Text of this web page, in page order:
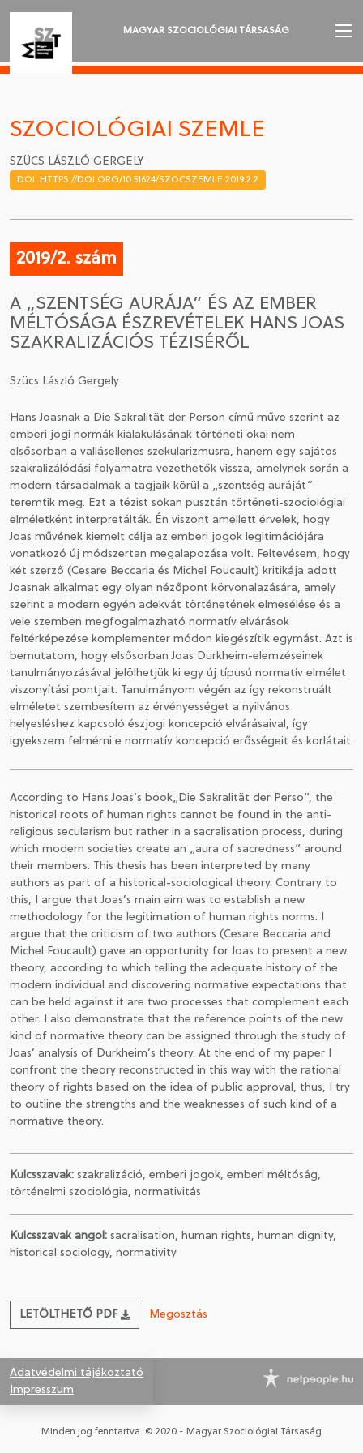
MAGYAR SZOCIOLÓGIAI TÁRSASÁG
AKTUALITÁSOK
VÁNDORGYŰLÉSEK
SZAKOSZTÁLYOK
DÍJAK
NYELVVÁLASZTÁS
TAGSÁGOMAT
SZOCIOLÓGIAI SZEMLE
SZÜCS LÁSZLÓ GERGELY
DOI: HTTPS://DOI.ORG/10.51624/SZOCSZEMLE.2019.2.2
2019/2. szám
A „SZENTSÉG AURÁJA” ÉS AZ EMBER
MÉLTÓSÁGA ÉSZREVÉTELEK HANS JOAS
SZAKRALIZÁCIÓS TÉZISÉRŐL
Szücs László Gergely
Hans Joasnak a Die Sakralität der Person című műve szerint az
emberi jogi normák kialakulásának történeti okai nem
elsősorban a vallásellenes szekularizmusra, hanem egy sajátos
szakralizálódási folyamatra vezethetők vissza, amelynek során a
modern társadalmak a tagjaik körül a „szentség auráját”
teremtik meg. Ezt a tézist sokan pusztán történeti-szociológiai
elméletként interpretálták. Én viszont amellett érvelek, hogy
Joas művének kiemelt célja az emberi jogok legitimációjára
vonatkozó új módszertan megalapozása volt. Feltevésem, hogy
két szerző (Cesare Beccaria és Michel Foucault) kritikája adott
Joasnak alkalmat egy olyan nézőpont körvonalazására, amely
szerint a modern egyén adekvát történetének elmesélése és a
vele szemben megfogalmazható normatív elvárások
feltérképezése komplementer módon kiegészítik egymást. Azt is
bemutatom, hogy elsősorban Joas Durkheim-elemzéseinek
tanulmányozásával jelölhetjük ki egy új típusú normatív elmélet
viszonyítási pontjait. Tanulmányom végén az így rekonstruált
elméletet szembesítem az érvényességet a nyilvános
helyesléshez kapcsoló észjogi koncepció elvárásaival, így
igyekszem felmérni e normatív koncepció erősségeit és korlátait.
According to Hans Joas’s book„Die Sakralität der Perso”, the
historical roots of human rights cannot be found in the anti-
religious secularism but rather in a sacralisation process, during
which modern societies create an „aura of sacredness” around
their members. This thesis has been interpreted by many
authors as part of a historical-sociological theory. Contrary to
this, I argue that Joas’s main aim was to establish a new
methodology for the legitimation of human rights norms. I
argue that the criticism of two authors (Cesare Beccaria and
Michel Foucault) gave an opportunity for Joas to present a new
theory, according to which telling the adequate history of the
modern individual and discovering normative expectations that
can be held against it are two processes that complement each
other. I also demonstrate that the reference points of the new
kind of normative theory can be assigned through the study of
Joas’ analysis of Durkheim’s theory. At the end of my paper I
confront the theory reconstructed in this way with the rational
theory of rights based on the idea of public approval, thus, I try
to outline the strengths and the weaknesses of such kind of a
normative theory.
Kulcsszavak: szakralizáció, emberi jogok, emberi méltóság,
történelmi szociológia, normativitás
Kulcsszavak angol: sacralisation, human rights, human dignity,
historical sociology, normativity
LETÖLTHETŐ PDF Megosztás
Adatvédelmi tájékoztató
Impresszum
Minden jog fenntartva. © 2020 - Magyar Szociológiai Társaság